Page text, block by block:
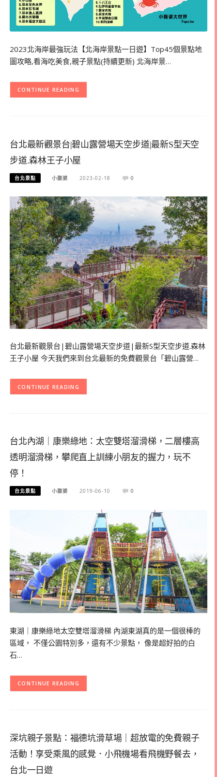
2023北海岸最強玩法【北海岸景點一日遊】Top45個景點地
圖攻略,看海吃美食,親子景點(持續更新) 北海岸景…
CONTINUE READING
台北最新觀景台|碧山露營場天空步道|最新S型天空
步道.森林王子小屋
台北景點 小腹婆 2023-02-18 0
台北最新觀景台|碧山露營場天空步道|最新S型天空步道.森林
王子小屋 今天我們來到台北最新的免費觀景台「碧山露營…
CONTINUE READING
台北內湖｜康樂綠地：太空雙塔溜滑梯，二層樓高
透明溜滑梯，攀爬直上訓練小朋友的握力，玩不
停！
台北景點 小腹婆 2019-06-10 0
東湖｜康樂綠地太空雙塔溜滑梯 內湖東湖真的是一個很棒的
區域， 不僅公園特別多，還有不少景點， 像是超好拍的白
石…
CONTINUE READING
深坑親子景點：福德坑滑草場｜超放電的免費親子
活動！享受乘風的感覺．小飛機場看飛機野餐去，
台北一日遊